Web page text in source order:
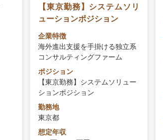
【東京勤務】システムソリ
ューションポジション
企業特徴
海外進出支援を手掛ける独立系
コンサルティングファーム
ポジション
【東京勤務】システムソリュー
ションポジション
勤務地
東京都
想定年収